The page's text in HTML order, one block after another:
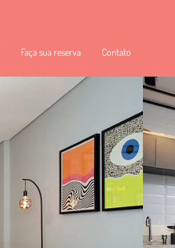
Faça sua reserva Contato